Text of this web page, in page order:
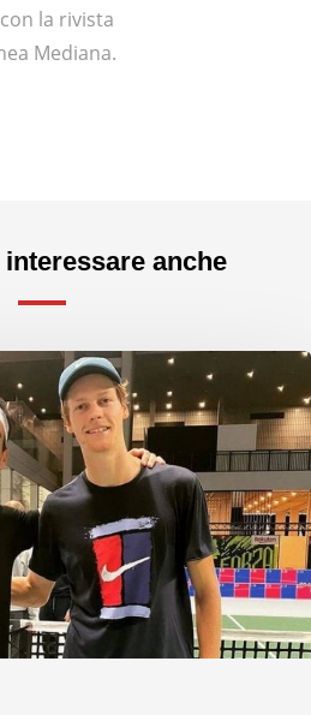
la rivista
Mediana.
anche